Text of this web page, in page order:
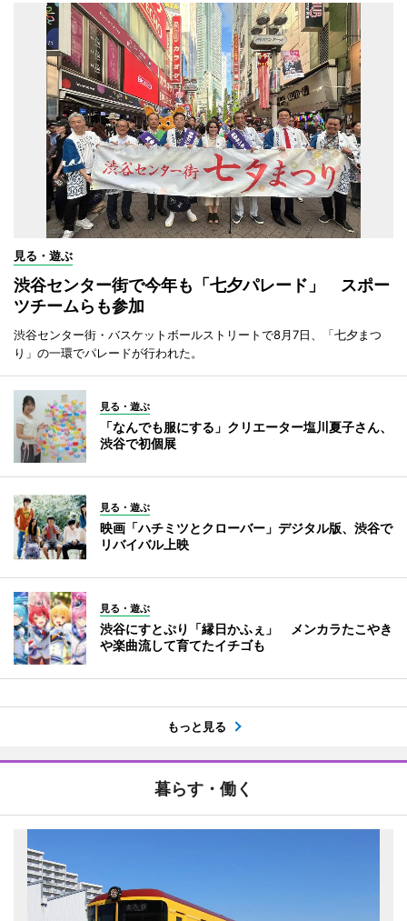
見る・遊ぶ
渋谷センター街で今年も「七夕パレード」 スポー
ツチームらも参加
渋谷センター街・バスケットボールストリートで8月7日、「七夕まつ
り」の一環でパレードが行われた。
見る・遊ぶ
「なんでも服にする」クリエーター塩川夏子さん、
渋谷で初個展
見る・遊ぶ
映画「ハチミツとクローバー」デジタル版、渋谷で
リバイバル上映
見る・遊ぶ
渋谷にすとぷり「縁日かふぇ」 メンカラたこやき
や楽曲流して育てたイチゴも
もっと見る
暮らす・働く